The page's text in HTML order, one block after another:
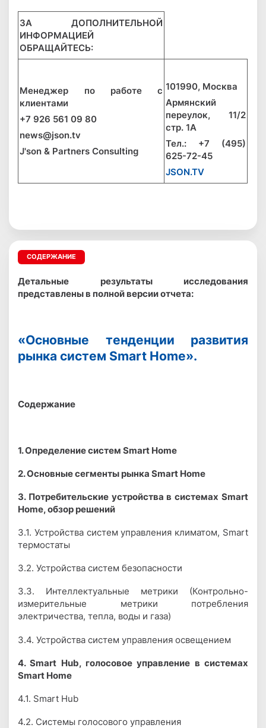
ЗА ДОПОЛНИТЕЛЬНОЙ
ИНФОРМАЦИЕЙ
ОБРАЩАЙТЕСЬ:
Менеджер по работе с
клиентами
+7 926 561 09 80
news@json.tv
J'son & Partners Consulting
101990, Москва
Армянский
переулок, 11/2
стр. 1А
Тел.: +7 (495)
625-72-45
JSON.TV
СОДЕРЖАНИЕ
Детальные результаты исследования
представлены в полной версии отчета:
«Основные тенденции развития
рынка систем Smart Home».
Содержание
1. Определение систем Smart Home
2. Основные сегменты рынка Smart Home
3. Потребительские устройства в системах Smart
Home, обзор решений
3.1. Устройства систем управления климатом, Smart
термостаты
3.2. Устройства систем безопасности
3.3. Интеллектуальные метрики (Контрольно-
измерительные метрики потребления
электричества, тепла, воды и газа)
3.4. Устройства систем управления освещением
4. Smart Hub, голосовое управление в системах
Smart Home
4.1. Smart Hub
4.2. Системы голосового управления